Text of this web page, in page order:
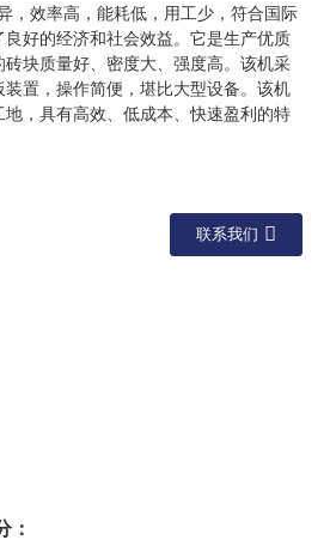
，效率高，能耗低，用工少，符合国际
好的经济和社会效益。它是生产优质
块质量好、密度大、强度高。该机采
置，操作简便，堪比大型设备。该机
，具有高效、低成本、快速盈利的特
联系我们
：